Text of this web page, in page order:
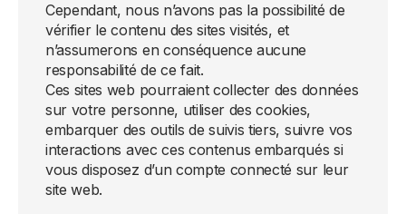
Cependant, nous n’avons pas la possibilité de
vérifier le contenu des sites visités, et
n’assumerons en conséquence aucune
responsabilité de ce fait.
Ces sites web pourraient collecter des données
sur votre personne, utiliser des cookies,
embarquer des outils de suivis tiers, suivre vos
interactions avec ces contenus embarqués si
vous disposez d’un compte connecté sur leur
site web.